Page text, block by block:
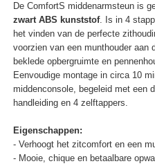
De ComfortS middenarmsteun is
zwart ABS kunststof. Is in 4
het vinden van de perfecte
voorzien van een munthouder aan
beklede opbergruimte en
Eenvoudige montage in circa 10
middenconsole, begeleid met een
handleiding en 4 zelftappers.
Eigenschappen:
- Verhoogt het zitcomfort en een
- Mooie, chique en betaalbare